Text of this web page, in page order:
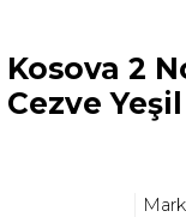
Kosova 2
Cezve Yeşil